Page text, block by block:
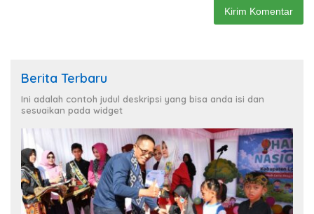
Berita Terbaru
Ini adalah contoh judul deskripsi yang bisa anda isi dan
sesuaikan pada widget